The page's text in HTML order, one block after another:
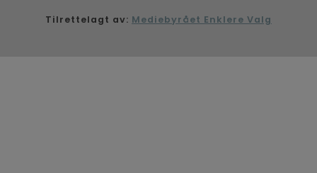
Tilrettelagt av: Mediebyrået Enklere Valg